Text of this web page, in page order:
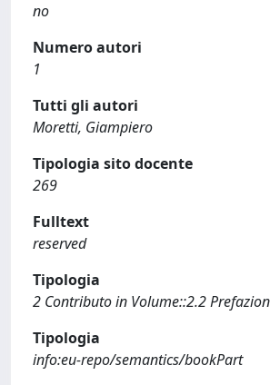
no
Numero autori
1
Tutti gli autori
Moretti, Giampiero
Tipologia sito docente
269
Fulltext
reserved
Tipologia
2 Contributo in Volume::2.2
Tipologia
info:eu-repo/semantics/bookPart